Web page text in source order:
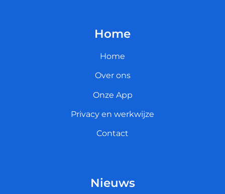
Home
Home
Over ons
Onze App
Privacy en werkwijze
Contact
Nieuws